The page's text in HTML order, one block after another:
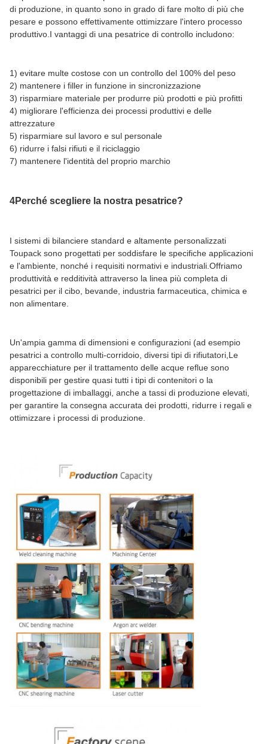
di produzione, in quanto sono in grado di fare molto di più che
pesare e possono effettivamente ottimizzare l'intero processo
produttivo.I vantaggi di una pesatrice di controllo includono:
1) evitare multe costose con un controllo del 100% del peso
2) mantenere i filler in funzione in sincronizzazione
3) risparmiare materiale per produrre più prodotti e più profitti
4) migliorare l'efficienza dei processi produttivi e delle
attrezzature
5) risparmiare sul lavoro e sul personale
6) ridurre i falsi rifiuti e il riciclaggio
7) mantenere l'identità del proprio marchio
4Perché scegliere la nostra pesatrice?
I sistemi di bilanciere standard e altamente personalizzati
Toupack sono progettati per soddisfare le specifiche applicazioni
e l'ambiente, nonché i requisiti normativi e industriali.Offriamo
produttività e redditività attraverso la linea più completa di
pesatrici per il cibo, bevande, industria farmaceutica, chimica e
non alimentare.
Un'ampia gamma di dimensioni e configurazioni (ad esempio
pesatrici a controllo multi-corridoio, diversi tipi di rifiutatori,Le
apparecchiature per il trattamento delle acque reflue sono
disponibili per gestire quasi tutti i tipi di contenitori o la
progettazione di imballaggi, anche a tassi di produzione elevati,
per garantire la consegna accurata dei prodotti, ridurre i regali e
ottimizzare i processi di produzione.